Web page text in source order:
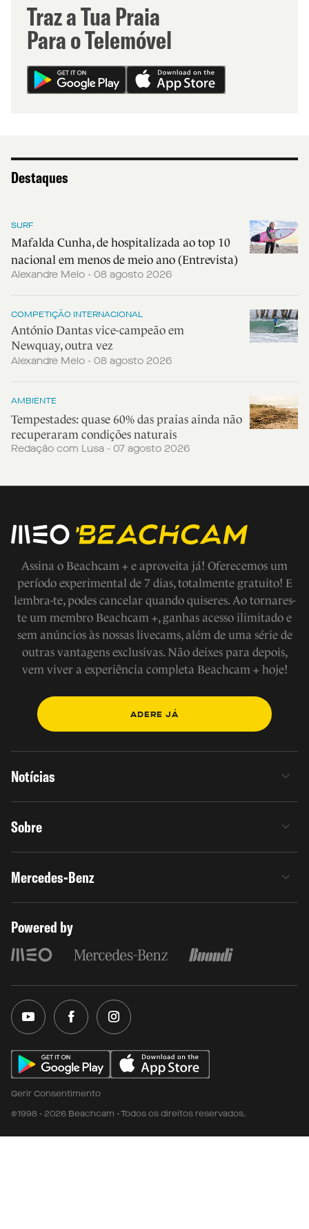
Traz a Tua Praia
Para o Telemóvel
Destaques
SURF
Mafalda Cunha, de hospitalizada ao top 10
nacional em menos de meio ano (Entrevista)
Alexandre Melo - 08 agosto 2026
COMPETIÇÃO INTERNACIONAL
António Dantas vice-campeão em
Newquay, outra vez
Alexandre Melo - 08 agosto 2026
AMBIENTE
Tempestades: quase 60% das praias ainda não
recuperaram condições naturais
Redação com Lusa - 07 agosto 2026
Assina o Beachcam + e aproveita já! Oferecemos um
período experimental de 7 dias, totalmente gratuito! E
lembra-te, podes cancelar quando quiseres. Ao tornares-
te um membro Beachcam +, ganhas acesso ilimitado e
sem anúncios às nossas livecams, além de uma série de
outras vantagens exclusivas. Não deixes para depois,
vem viver a experiência completa Beachcam + hoje!
ADERE JÁ
Notícias
Sobre
Mercedes-Benz
Powered by
Gerir Consentimento
©1998 - 2026 Beachcam - Todos os direitos reservados.